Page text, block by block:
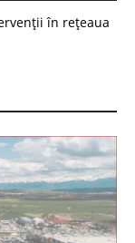
în rețeaua